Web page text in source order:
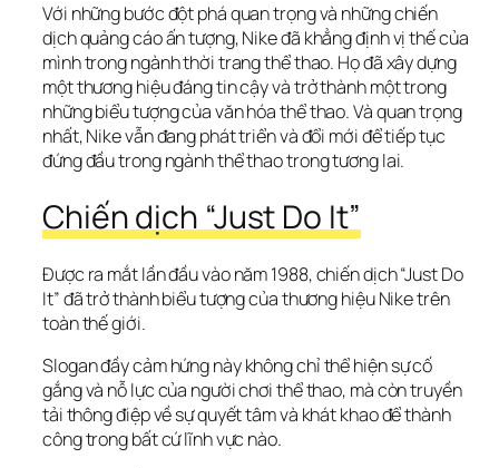
Với những bước đột phá quan trọng và những chiến
dịch quảng cáo ấn tượng, Nike đã khẳng định vị thế của
mình trong ngành thời trang thể thao. Họ đã xây dựng
một thương hiệu đáng tin cậy và trở thành một trong
những biểu tượng của văn hóa thể thao. Và quan trọng
nhất, Nike vẫn đang phát triển và đổi mới để tiếp tục
đứng đầu trong ngành thể thao trong tương lai.
Chiến dịch “Just Do It”
Được ra mắt lần đầu vào năm 1988, chiến dịch “Just Do
It” đã trở thành biểu tượng của thương hiệu Nike trên
toàn thế giới.
Slogan đầy cảm hứng này không chỉ thể hiện sự cố
gắng và nỗ lực của người chơi thể thao, mà còn truyền
tải thông điệp về sự quyết tâm và khát khao để thành
công trong bất cứ lĩnh vực nào.